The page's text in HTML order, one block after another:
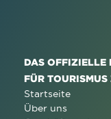
DAS OFFIZIELLE
FÜR TOURISMUS
Startseite
Über uns